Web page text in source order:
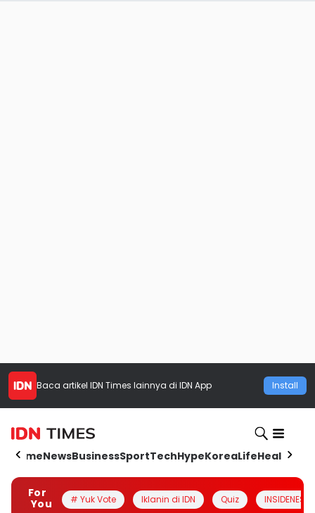
Baca artikel IDN Times lainnya di IDN App Install
HomeNewsBusinessSportTechHypeKoreaLifeHealth
For
You
# Yuk Vote Iklanin di IDN Quiz INSIDENESIA